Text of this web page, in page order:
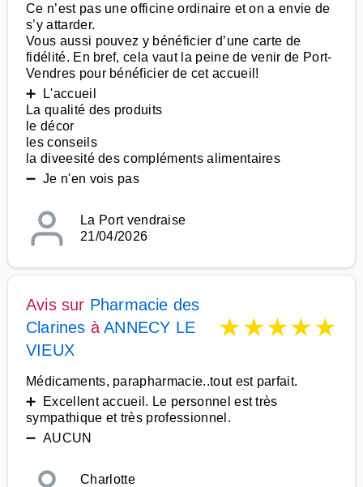
Ce n’est pas une officine ordinaire et on a envie de
s’y attarder.
Vous aussi pouvez y bénéficier d’une carte de
fidélité. En bref, cela vaut la peine de venir de Port-
Vendres pour bénéficier de cet accueil!
➕ L'accueil
La qualité des produits
le décor
les conseils
la diveesité des compléments alimentaires
➖ Je n'en vois pas
La Port vendraise
21/04/2026
Avis sur Pharmacie des
Clarines àANNECY LE
VIEUX
★★★★★
Médicaments, parapharmacie..tout est parfait.
➕ Excellent accueil. Le personnel est très
sympathique et très professionnel.
➖ AUCUN
Charlotte